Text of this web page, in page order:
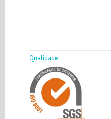
Qualidade